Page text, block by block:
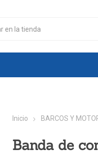
Inicio BARCOS Y
Banda de